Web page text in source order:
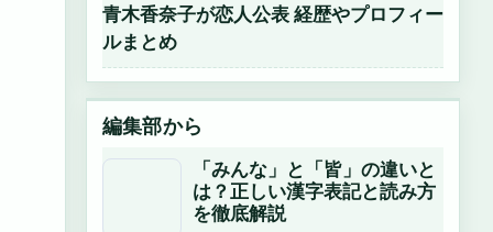
青木香奈子が恋人公表 経歴やプロフィー
ルまとめ
編集部から
「みんな」と「皆」の違いと
は？正しい漢字表記と読み方
を徹底解説